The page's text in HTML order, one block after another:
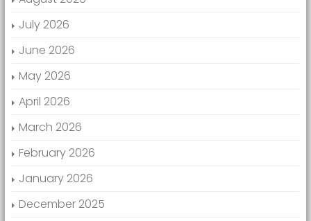
July 2026
June 2026
May 2026
April 2026
March 2026
February 2026
January 2026
December 2025